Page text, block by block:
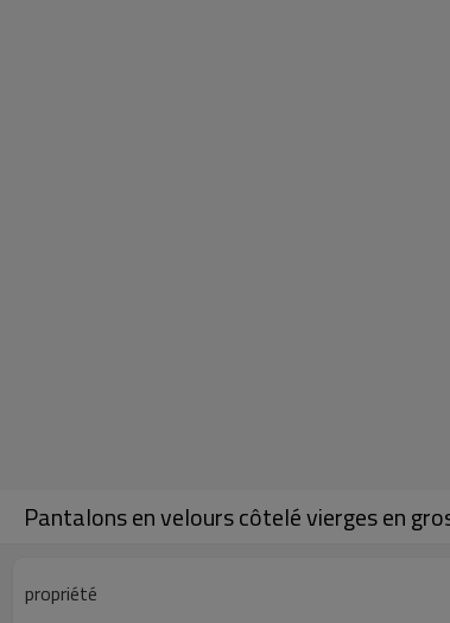
Pantalons en velours côtelé vierges en
propriété